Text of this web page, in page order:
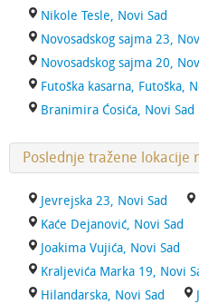
Nikole Tesle, Novi Sad
Novosadskog sajma 23,
Novosadskog sajma 20,
Futoška kasarna, Futoška,
Branimira Ćosića, Novi Sad
Poslednje tražene lokacije
Jevrejska 23, Novi Sad
Kaće Dejanović, Novi Sad
Joakima Vujića, Novi Sad
Kraljevića Marka 19, Novi
Hilandarska, Novi Sad